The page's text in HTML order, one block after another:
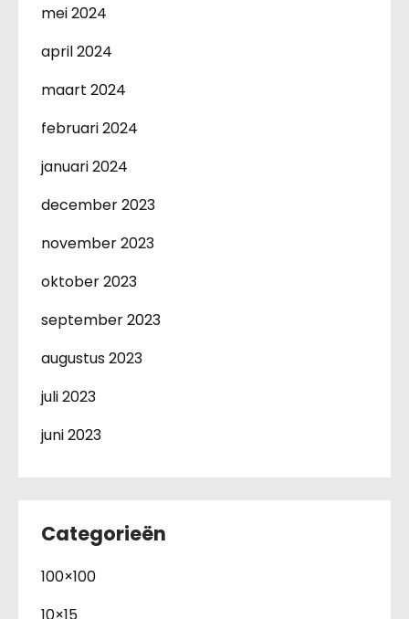
mei 2024
april 2024
maart 2024
februari 2024
januari 2024
december 2023
november 2023
oktober 2023
september 2023
augustus 2023
juli 2023
juni 2023
Categorieën
100×100
10×15